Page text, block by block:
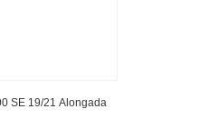
SE 19/21 Alongada